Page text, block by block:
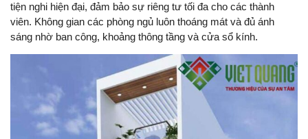
tiện nghi hiện đại, đảm bảo sự riêng tư tối đa cho các thành
viên. Không gian các phòng ngủ luôn thoáng mát và đủ ánh
sáng nhờ ban công, khoảng thông tầng và cửa sổ kính.